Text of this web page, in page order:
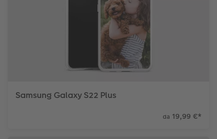
Samsung Galaxy S22 Plus
da 19,99 €*